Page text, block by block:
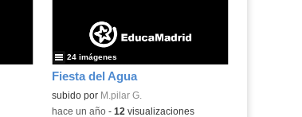
Fiesta del Agua
subido por M.pilar G.
24 imágenes
-hace un año- 12 visualizaciones